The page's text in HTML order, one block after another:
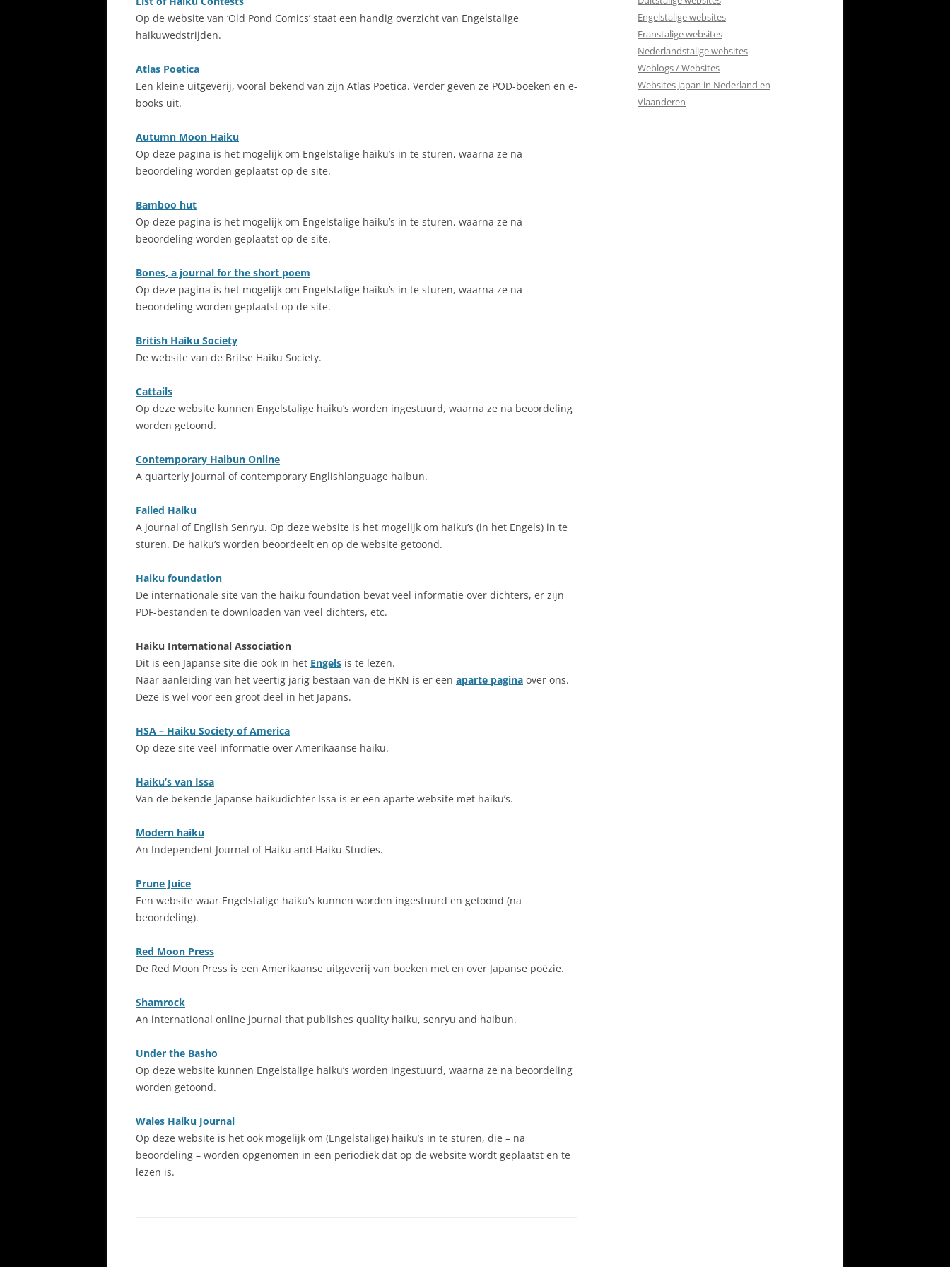
PERS CONTACT
ENGLISH
Op de website van ‘Old Pond Comics’ staat een handig overzicht van Engelstalige
haikuwedstrijden.
Atlas Poetica
Een kleine uitgeverij, vooral bekend van zijn Atlas Poetica. Verder geven ze POD-boeken en e-
books uit.
Autumn Moon Haiku
Op deze pagina is het mogelijk om Engelstalige haiku’s in te sturen, waarna ze na
beoordeling worden geplaatst op de site.
Bamboo hut
Op deze pagina is het mogelijk om Engelstalige haiku’s in te sturen, waarna ze na
beoordeling worden geplaatst op de site.
Bones, a journal for the short poem
Op deze pagina is het mogelijk om Engelstalige haiku’s in te sturen, waarna ze na
beoordeling worden geplaatst op de site.
British Haiku Society
De website van de Britse Haiku Society.
Cattails
Op deze website kunnen Engelstalige haiku’s worden ingestuurd, waarna ze na beoordeling
worden getoond.
Contemporary Haibun Online
A quarterly journal of contemporary Englishlanguage haibun.
Failed Haiku
A journal of English Senryu. Op deze website is het mogelijk om haiku’s (in het Engels) in te
sturen. De haiku’s worden beoordeelt en op de website getoond.
Haiku foundation
De internationale site van the haiku foundation bevat veel informatie over dichters, er zijn
PDF-bestanden te downloaden van veel dichters, etc.
Haiku International Association
Dit is een Japanse site die ook in het Engels is te lezen.
Naar aanleiding van het veertig jarig bestaan van de HKN is er een aparte pagina over ons.
Deze is wel voor een groot deel in het Japans.
HSA – Haiku Society of America
Op deze site veel informatie over Amerikaanse haiku.
Haiku’s van Issa
Van de bekende Japanse haikudichter Issa is er een aparte website met haiku’s.
Modern haiku
An Independent Journal of Haiku and Haiku Studies.
Prune Juice
Een website waar Engelstalige haiku’s kunnen worden ingestuurd en getoond (na
beoordeling).
Red Moon Press
De Red Moon Press is een Amerikaanse uitgeverij van boeken met en over Japanse poëzie.
Shamrock
An international online journal that publishes quality haiku, senryu and haibun.
Under the Basho
Op deze website kunnen Engelstalige haiku’s worden ingestuurd, waarna ze na beoordeling
worden getoond.
Wales Haiku Journal
Op deze website is het ook mogelijk om (Engelstalige) haiku’s in te sturen, die – na
beoordeling – worden opgenomen in een periodiek dat op de website wordt geplaatst en te
lezen is.
Engelstalige websites
Franstalige websites
Nederlandstalige websites
Weblogs / Websites
Websites Japan in Nederland en
Vlaanderen